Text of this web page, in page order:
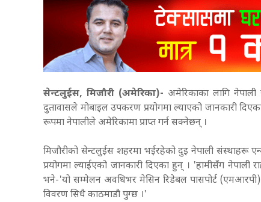
सेन्टलुईस, मिजौरी (अमेरिका)- अमेरिकाका लागि
दुतावासले मोबाइल उपकरण प्रयोगमा ल्याएको जानकारी
रूपमा नेपालीले अमेरिकामा प्राप्त गर्न सक्नेछन् ।
मिजौरीको सेन्टलुईस शहरमा भईरहेको दुइ नेपाली संस्थाहरू
प्रयोगमा ल्याईएको जानकारी दिएका हुन् । 'हामीसँग नेपाली
भने-'यो सम्मेलन अवधिभर मेसिन रिडेबल पासपोर्ट (एमआरपी)
विवरण सिधै काठमाडौ पुग्छ ।'